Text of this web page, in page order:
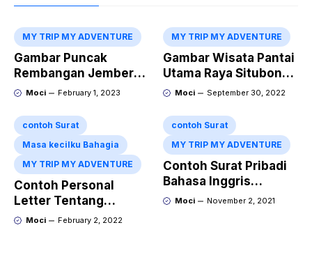
MY TRIP MY ADVENTURE
Gambar Puncak
Rembangan Jember
Terbaru
Moci February 1, 2023
MY TRIP MY ADVENTURE
Gambar Wisata Pantai
Utama Raya Situbondo
Perbatasan
Moci September 30, 2022
contoh Surat
Masa kecilku Bahagia
MY TRIP MY ADVENTURE
Contoh Personal
Letter Tentang
Liburan Ke Jogja
Moci February 2, 2022
contoh Surat
MY TRIP MY ADVENTURE
Contoh Surat Pribadi
Bahasa Inggris
Tentang Liburan Ke
Moci November 2, 2021